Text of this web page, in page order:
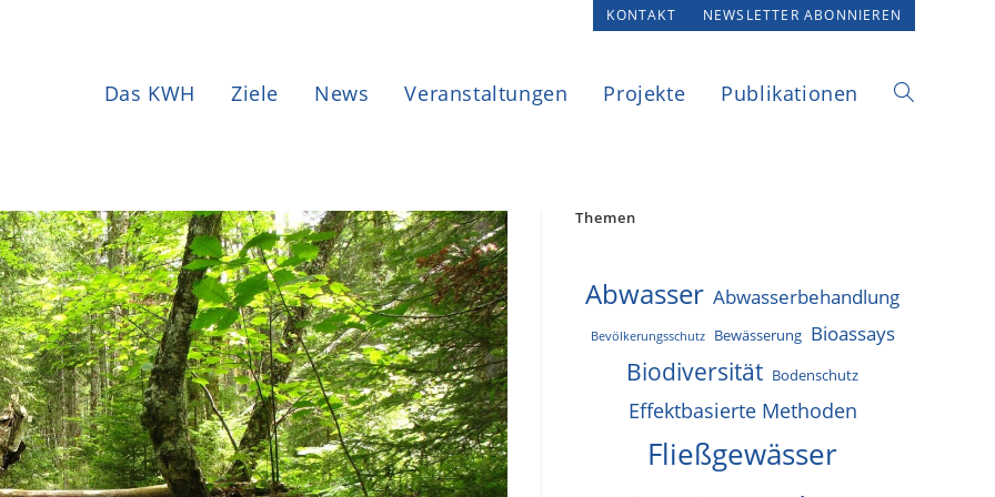
KONTAKT NEWSLETTER ABONNIEREN
Das KWH Ziele News Veranstaltungen Projekte Publikationen Website-
umschalten
Themen
Abwasser Abwasserbehandlung
Bevölkerungsschutz Bewässerung Bioassays
Biodiversität Bodenschutz
Effektbasierte Methoden
Fließgewässer